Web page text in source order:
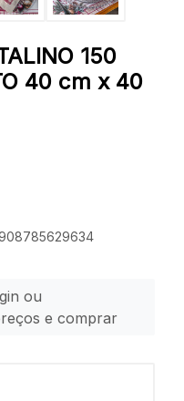
150
40 cm x 40
ou
e comprar